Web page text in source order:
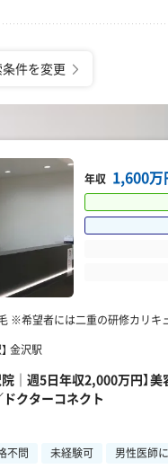
件を変更
年収 1,600万
※希望者には二重の研修カリキ
金沢駅
｜週5日年収2,000万円】
ドクターコネクト
不問 未経験可 男性医師